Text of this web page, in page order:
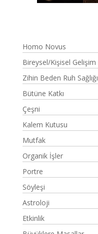
Homo Novus
Bireysel/Kişisel Gelişim
Zihin Beden Ruh Sağlığı
Bütüne Katkı
Çeşni
Kalem Kutusu
Mutfak
Organik İşler
Portre
Söyleşi
Astroloji
Etkinlik